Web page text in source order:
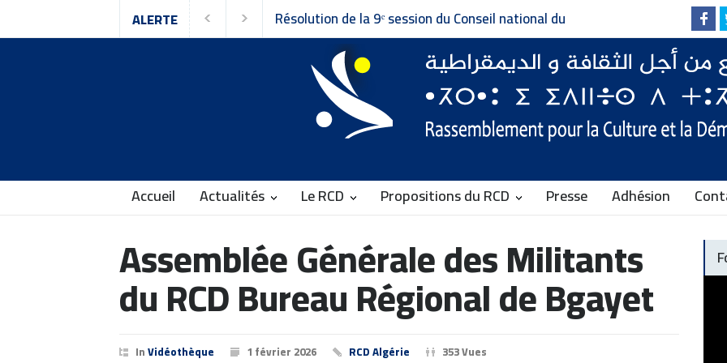
ALERTE Résolution de la 9ᵉ session du Conseil national du
Rassemblement pour la Culture et la Démocratie
Accueil Actualités Le RCD Propositions du RCD Presse Adhésion
Assemblée Générale des Militants
du RCD Bureau Régional de Bgayet
InVidéothèque 1 février 2026 RCD Algérie 353 Vues